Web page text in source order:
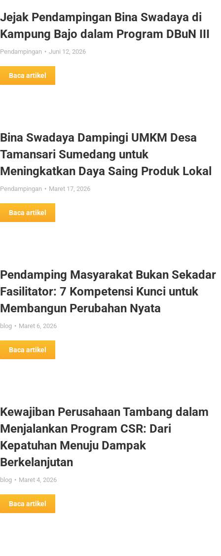
Jejak Pendampingan Bina Swadaya di
Kampung Bajo dalam Program DBuN III
Pendampingan Juni 12, 2026
Baca artikel
Bina Swadaya Dampingi UMKM Desa
Tamansari Sumedang untuk
Meningkatkan Daya Saing Produk Lokal
Pendampingan Maret 17, 2026
Baca artikel
Pendamping Masyarakat Bukan Sekadar
Fasilitator: 7 Kompetensi Kunci untuk
Membangun Perubahan Nyata
blog Maret 6, 2026
Baca artikel
Kewajiban Perusahaan Tambang dalam
Menjalankan Program CSR: Dari
Kepatuhan Menuju Dampak
Berkelanjutan
blog Maret 4, 2026
Baca artikel